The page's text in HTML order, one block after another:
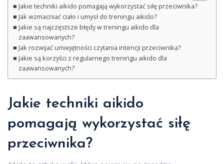
Jakie techniki aikido pomagają wykorzystać siłę przeciwnika?
Jak wzmacniać ciało i umysł do treningu aikido?
Jakie są najczęstsze błędy w treningu aikido dla
zaawansowanych?
Jak rozwijać umiejętności czytania intencji przeciwnika?
Jakie są korzyści z regularnego treningu aikido dla
zaawansowanych?
Jakie techniki aikido
pomagają wykorzystać siłę
przeciwnika?